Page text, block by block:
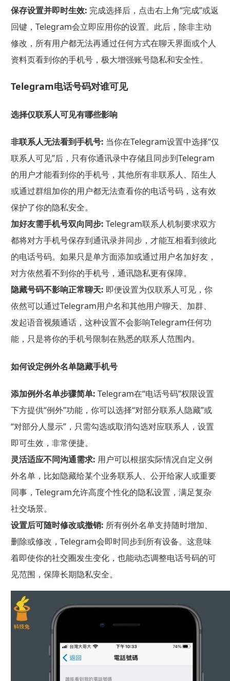
保存设置并即时生效: 完成选择后，点击右上角“完成”或返
回键，Telegram会立即应用你的设置。此后，除非主动
修改，所有用户都无法再通过任何方式在聊天界面或个人
资料页看到你的手机号，极大增强账号隐私和安全性。
Telegram电话号码对谁可见
选择仅联系人可见有哪些影响
非联系人无法看到手机号: 当你在Telegram设置中选择“仅
联系人可见”后，只有你通讯录中存储且同步到Telegram
的用户才能看到你的手机号，其他所有非联系人、陌生人
或通过群组加你的用户都无法查看你的电话号码，这有效
保护了你的隐私安全。
加好友需手机号双向同步: Telegram联系人机制要求双方
都将对方手机号保存到通讯录并同步，才能互相看到彼此
的电话号码。如果只是单方面添加或通过用户名加好友，
对方依然看不到你的手机号，通讯隐私更有保障。
隐藏号码不影响正常聊天: 即便设置为仅联系人可见，你
依然可以通过Telegram用户名和其他用户聊天、加群、
发起语音视频通话，这种设置不会影响Telegram任何功
能，只是将你的手机号限制在熟悉的联系人范围内。
如何设定例外名单隐藏手机号
添加例外名单步骤简单: Telegram在“电话号码”权限设置
下方提供“例外”功能，你可以选择“对部分联系人隐藏”或
“对部分人显示”，只需勾选或取消勾选对应联系人，设置
即可生效，非常便捷。
灵活适应不同沟通需求: 用户可以根据实际情况自定义例
外名单，比如隐藏给某个业务联系人、公开给家人或重要
同事，Telegram允许高度个性化的隐私设置，满足复杂
社交场景。
设置后可随时修改或撤销: 所有例外名单支持随时增加、
删除或修改，Telegram会即时同步到所有设备。这意味
着即使你的社交圈发生变化，也能动态调整电话号码的可
见范围，保障长期隐私安全。